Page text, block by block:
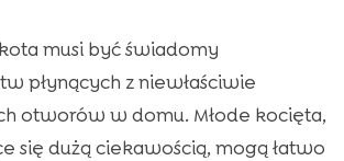
musi być świadomy
płynących z niewłaściwie
otworów w domu. Młode kocięta,
się dużą ciekawością, mogą łatwo